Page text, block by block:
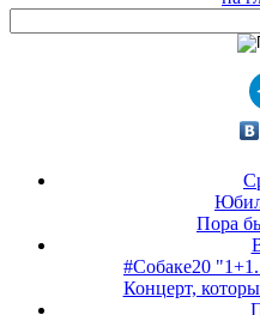
Пора
#Собаке20
Концерт,